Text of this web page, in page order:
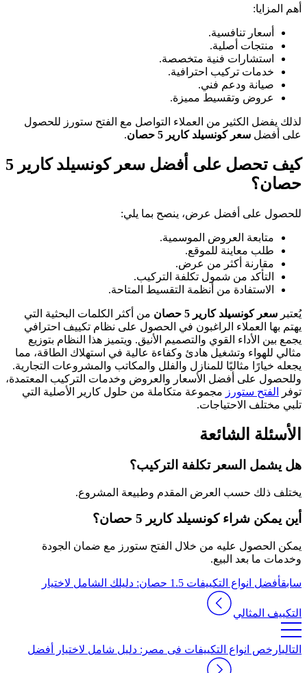
أهم المزايا:
أسعار تنافسية.
منتجات أصلية.
استشارات فنية متخصصة.
خدمات تركيب احترافية.
صيانة ودعم فني.
عروض وتقسيط مميزة.
لذلك يفضل الكثير من العملاء التواصل مع الفتح ستورز للحصول
على أفضل سعر كونسيلد كارير 5 حصان .
كيف تحصل على أفضل سعر كونسيلد كارير 5
حصان؟
للحصول على أفضل عرض، ينصح بما يلي:
متابعة العروض الموسمية.
طلب معاينة للموقع.
مقارنة أكثر من عرض.
التأكد من شمول تكلفة التركيب.
الاستفادة من أنظمة التقسيط المتاحة.
يُعتبر سعر كونسيلد كارير 5 حصان
من أكثر الكلمات البحثية التي
يهتم بها العملاء الراغبون في الحصول على نظام تكييف احترافي
يجمع بين الأداء القوي والتصميم الأنيق. ويتميز هذا النظام بتوزيع
مثالي للهواء وتشغيل هادئ وكفاءة عالية في استهلاك الطاقة، مما
يجعله خيارًا مثاليًا للمنازل والفلل والمكاتب والمشروعات التجارية.
وللحصول على أفضل الأسعار والعروض وخدمات التركيب المعتمدة،
توفر
الفتح ستورز مجموعة متكاملة من حلول كارير الأصلية التي
تلبي مختلف الاحتياجات.
الأسئلة الشائعة
هل يشمل السعر تكلفة التركيب؟
يختلف ذلك حسب العرض المقدم وطبيعة المشروع.
أين يمكن شراء كونسيلد كارير 5 حصان؟
يمكن الحصول عليه من خلال الفتح ستورز مع ضمان الجودة
وخدمات ما بعد البيع.
سابق أفضل انواع التكييفات 1.5 حصان: دليلك الشامل لاختيار
التكييف المثالي
التاليارخص انواع التكييفات فى مصر: دليل شامل لاختيار أفضل